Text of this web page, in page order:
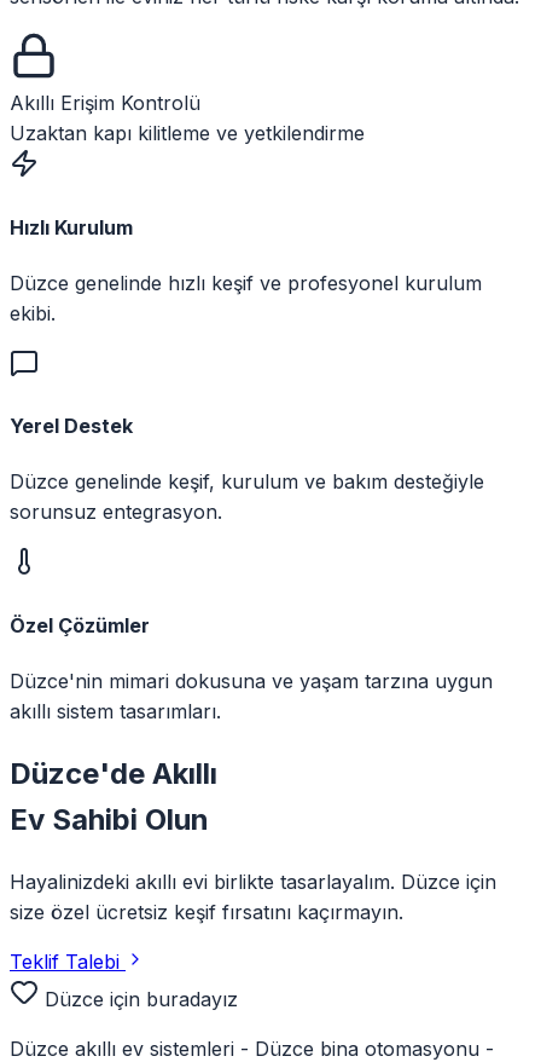
Akıllı Erişim Kontrolü
Uzaktan kapı kilitleme ve yetkilendirme
Hızlı Kurulum
Düzce genelinde hızlı keşif ve profesyonel kurulum
ekibi.
Yerel Destek
Düzce genelinde keşif, kurulum ve bakım desteğiyle
sorunsuz entegrasyon.
Özel Çözümler
Düzce'nin mimari dokusuna ve yaşam tarzına uygun
akıllı sistem tasarımları.
Düzce'de Akıllı
Ev Sahibi Olun
Hayalinizdeki akıllı evi birlikte tasarlayalım. Düzce için
size özel ücretsiz keşif fırsatını kaçırmayın.
Teklif Talebi
Düzce için buradayız
Düzce akıllı ev sistemleri - Düzce bina otomasyonu -